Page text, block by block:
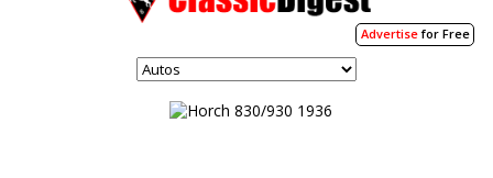
Advertisefor Free